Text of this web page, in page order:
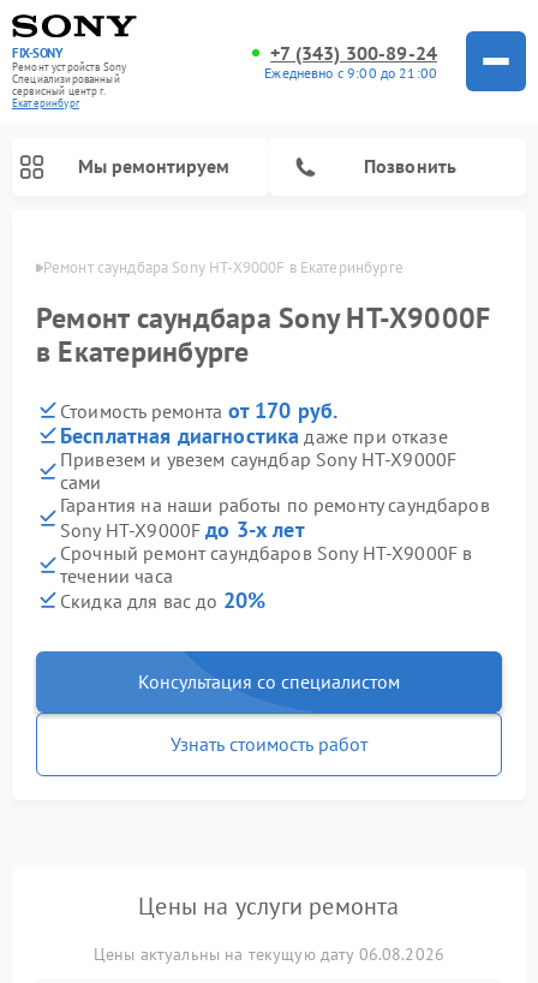
FIX-SONY
Ремонт устройств Sony
Специализированный
cервисный центр г.
Екатеринбург
+7 (343) 300-89-24
Ежедневно с 9:00 до 21:00
Мы ремонтируем Позвонить
Ремонт саундбара Sony HT-X9000F в Екатеринбурге
Ремонт саундбара Sony HT-X9000F
в Екатеринбурге
Стоимость ремонта от 170 руб.
Бесплатная диагностика даже при отказе
Привезем и увезем саундбар Sony HT-X9000F
сами
Гарантия на наши работы по ремонту саундбаров
Sony HT-X9000Fдо 3-х лет
Срочный ремонт саундбаров Sony HT-X9000F в
течении часа
Скидка для вас до 20%
Консультация со специалистом
Узнать стоимость работ
Цены на услуги ремонта
Цены актуальны на текущую дату 06.08.2026